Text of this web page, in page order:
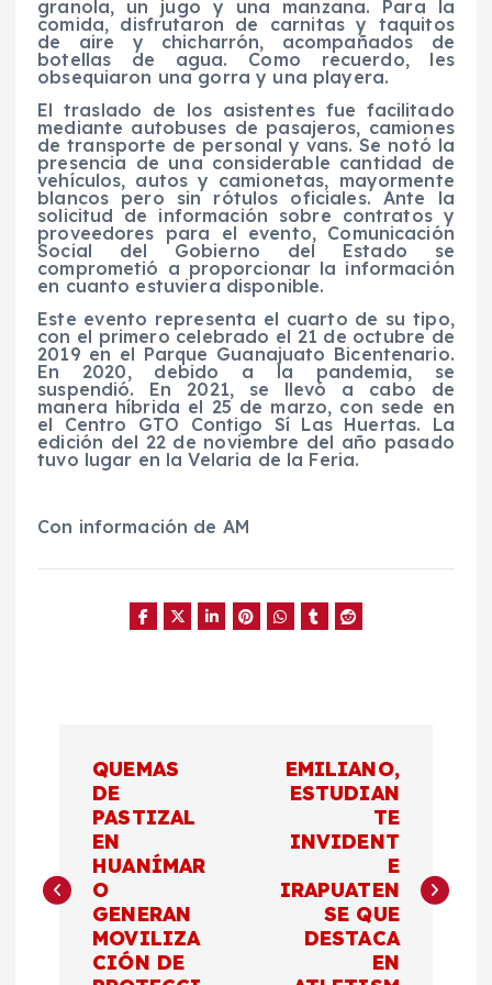
granola, un jugo y una manzana. Para la
comida, disfrutaron de carnitas y taquitos
de aire y chicharrón, acompañados de
botellas de agua. Como recuerdo, les
obsequiaron una gorra y una playera.
El traslado de los asistentes fue facilitado
mediante autobuses de pasajeros, camiones
de transporte de personal y vans. Se notó la
presencia de una considerable cantidad de
vehículos, autos y camionetas, mayormente
blancos pero sin rótulos oficiales. Ante la
solicitud de información sobre contratos y
proveedores para el evento, Comunicación
Social del Gobierno del Estado se
comprometió a proporcionar la información
en cuanto estuviera disponible.
Este evento representa el cuarto de su tipo,
con el primero celebrado el 21 de octubre de
2019 en el Parque Guanajuato Bicentenario.
En 2020, debido a la pandemia, se
suspendió. En 2021, se llevó a cabo de
manera híbrida el 25 de marzo, con sede en
el Centro GTO Contigo Sí Las Huertas. La
edición del 22 de noviembre del año pasado
tuvo lugar en la Velaria de la Feria.
Con información de AM
e
QUEMAS
DE
PASTIZAL
EN
HUANÍMAR
O
GENERAN
MOVILIZA
CIÓN DE
EMILIANO,
ESTUDIAN
TE
INVIDENT
E
IRAPUATEN
SE QUE
DESTACA
EN